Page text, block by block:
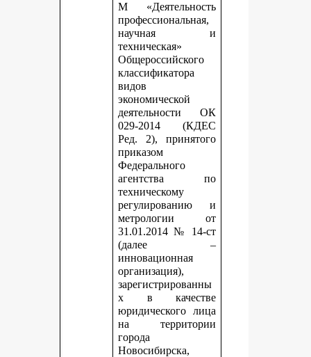
М «Деятельность
профессиональная,
научная и
техническая»
Общероссийского
классификатора
видов
экономической
деятельности ОК
029-2014 (КДЕС
Ред. 2), принятого
приказом
Федерального
агентства по
техническому
регулированию и
метрологии от
31.01.2014 № 14-ст
(далее –
инновационная
организация),
зарегистрированны
х в качестве
юридического лица
на территории
города
Новосибирска,